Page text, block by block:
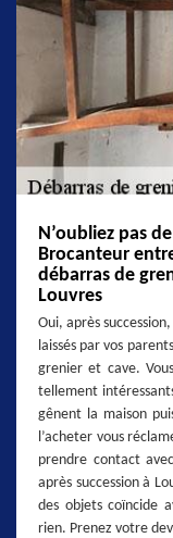
N’oubliez pas
Brocanteur
débarras de
Louvres
Oui, après
laissés par vos
grenier et cave.
tellement
gênent la maison
l’acheter vous
prendre contact
après succession à
des objets coïncide
rien. Prenez votre